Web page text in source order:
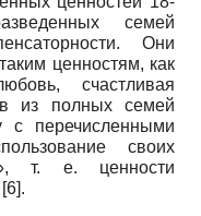
семей
Они
ценностям, как
счастливая
из полных семей
с перечисленными
своих
т. е. ценности